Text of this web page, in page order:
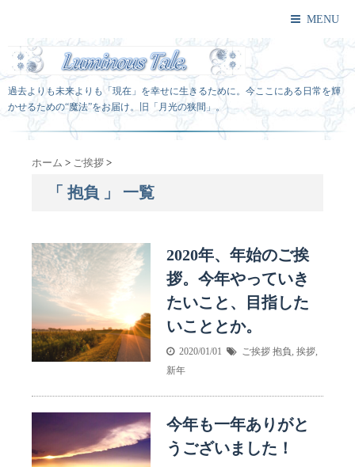
MENU
過去よりも未来よりも「現在」を幸せに生きるために。今ここにある日常を輝
かせるための“魔法”をお届け。旧「月光の狭間」。
ホーム > ご挨拶 >
「 抱負 」 一覧
2020年、年始のご挨
拶。今年やっていき
たいこと、目指した
いこととか。
2020/01/01 ご挨拶 抱負, 挨拶,
新年
今年も一年ありがと
うございました！